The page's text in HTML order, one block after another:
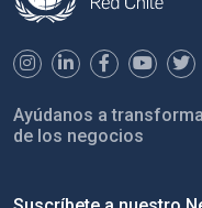
Ayúdanos a
de los negocios